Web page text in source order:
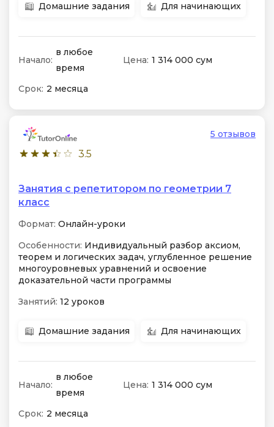
Домашние задания Для начинающих
Начало:
в любое
время
Цена: 1 314 000 сум
Срок: 2 месяца
3.5
5 отзывов
Занятия с репетитором по геометрии 7
класс
Формат: Онлайн-уроки
Особенности: Индивидуальный разбор аксиом,
теорем и логических задач, углубленное решение
многоуровневых уравнений и освоение
доказательной части программы
Занятий: 12 уроков
Домашние задания Для начинающих
Начало:
в любое
время
Цена: 1 314 000 сум
Срок: 2 месяца